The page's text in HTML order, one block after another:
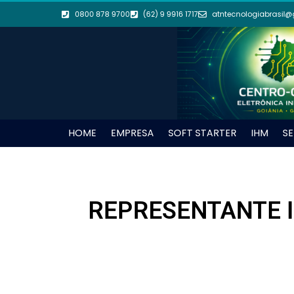
0800 878 9700 (62) 9 9916 1717
HOME EMPRESA SOFT STARTER IHM